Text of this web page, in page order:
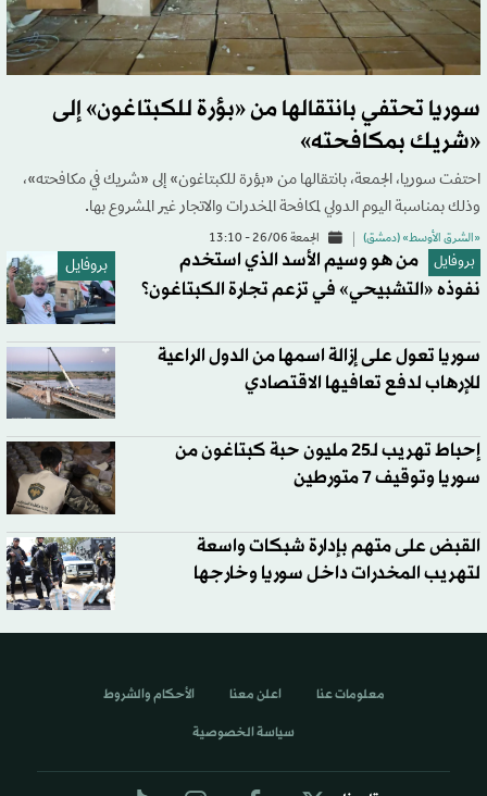
سوريا تحتفي بانتقالها من «بؤرة للكبتاغون» إلى
«شريك بمكافحته»
احتفت سوريا، الجمعة، بانتقالها من «بؤرة للكبتاغون» إلى «شريك في مكافحته»،
وذلك بمناسبة اليوم الدولي لمكافحة المخدرات والاتجار غير المشروع بها.
«الشرق الأوسط» (دمشق) الجمعة 26/06 - 13:10
بروفايل بروفايل
من هو وسيم الأسد الذي استخدم
نفوذه «التشبيحي» في تزعم تجارة الكبتاغون؟
سوريا تعول على إزالة اسمها من الدول الراعية
للإرهاب لدفع تعافيها الاقتصادي
إحباط تهريب لـ25 مليون حبة كبتاغون من
سوريا وتوقيف 7 متورطين
القبض على متهم بإدارة شبكات واسعة
لتهريب المخدرات داخل سوريا وخارجها
معلومات عنا اعلن معنا الأحكام والشروط
سياسة الخصوصية